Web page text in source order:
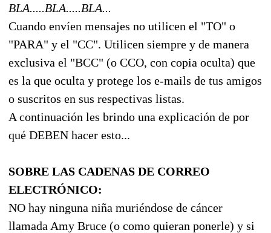
BLA.....BLA.....BLA...
Cuando envíen mensajes no utilicen el "TO" o
"PARA" y el "CC". Utilicen siempre y de manera
exclusiva el "BCC" (o CCO, con copia oculta) que
es la que oculta y protege los e-mails de tus amigos
o suscritos en sus respectivas listas.
A continuación les brindo una explicación de por
qué DEBEN hacer esto...
SOBRE LAS CADENAS DE CORREO
ELECTRÓNICO:
NO hay ninguna niña muriéndose de cáncer
llamada Amy Bruce (o como quieran ponerle) y si